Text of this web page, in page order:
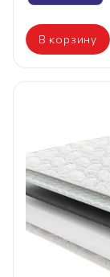
В корзину